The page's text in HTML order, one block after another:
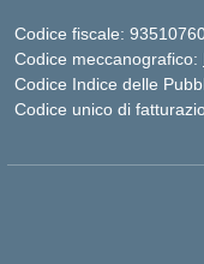
Codice fiscale:
Codice meccanografico:
Codice Indice delle
Codice unico di